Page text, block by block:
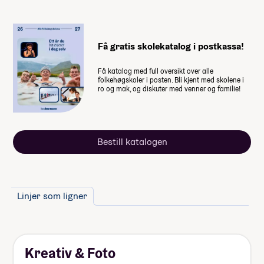
Lån fra Lånekassen
Les mer om priser, lån og stipend
Studiestøtten for neste år vedtas av
Stortinget i desember, ny beløp for
studiestøtte legges inn etter det.
Summen du må dekke selv
152 000,-
Når du takker ja til skoleplassen må du
betale et administrasjonsgebyr. Resten av
skolen.
Få gratis skolekatalog i postkassa!
Få katalog med full oversikt over alle
folkehøgskoler i posten. Bli kjent med skolene i
ro og mak, og diskuter med venner og familie!
Bestill katalogen
Linjer som ligner
Kreativ & Foto